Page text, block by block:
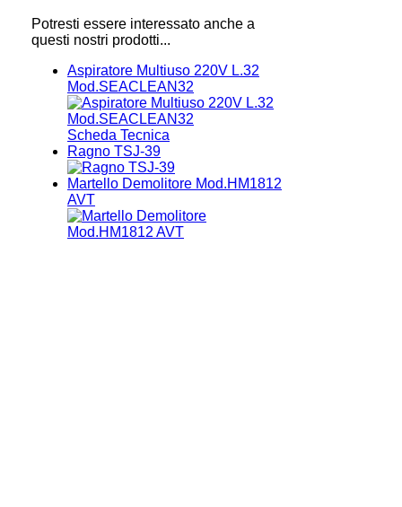
Potresti essere interessato anche a
questi nostri prodotti...
Aspiratore Multiuso 220V L.32
Mod.SEACLEAN32
Scheda Tecnica
Ragno TSJ-39
Martello Demolitore Mod.HM1812
AVT